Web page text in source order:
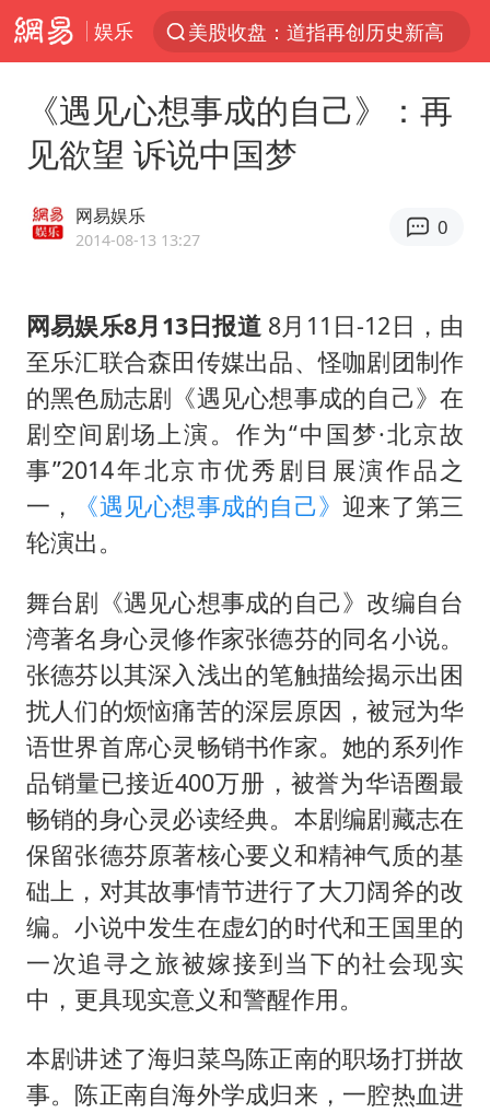
娱乐
美股收盘：道指再创历史新高
人贩子“梅姨”真实姓名曝光
“老头乐”悬挂“蒙H好几个8”上路
河南：领导干部要带头休假
外交部回应日本将中国列为最大挑战
被妻子举报丈夫与情人一审获刑1年
“中国游”持续带火“中国购”
长安航空通报旅客所带充电宝自燃：航班备降武汉，无人员受伤
你常吃的兰州拉面要改名了，或改名青海拉面
“老登”这个词错在哪里
女子旅游错把丧葬品当纪念品买下
张家界中心汽车站候车厅漏水如瀑布
“煎饼叔叔”张建武离世
坚持党全面领导和党中央集中统一领导
《遇见心想事成的自己》：再
见欲望 诉说中国梦
网易娱乐
2014-08-13 13:27
0
网易娱乐8月13日报道8月11日-12日，由
至乐汇联合森田传媒出品、怪咖剧团制作
的黑色励志剧《遇见心想事成的自己》在
剧空间剧场上演。作为“中国梦·北京故
事”2014年北京市优秀剧目展演作品之
一，
《遇见心想事成的自己》迎来了第三
轮演出。
舞台剧《遇见心想事成的自己》改编自台
湾著名身心灵修作家张德芬的同名小说。
张德芬以其深入浅出的笔触描绘揭示出困
扰人们的烦恼痛苦的深层原因，被冠为华
语世界首席心灵畅销书作家。她的系列作
品销量已接近400万册，被誉为华语圈最
畅销的身心灵必读经典。本剧编剧藏志在
保留张德芬原著核心要义和精神气质的基
础上，对其故事情节进行了大刀阔斧的改
编。小说中发生在虚幻的时代和王国里的
一次追寻之旅被嫁接到当下的社会现实
中，更具现实意义和警醒作用。
本剧讲述了海归菜鸟陈正南的职场打拼故
事。陈正南自海外学成归来，一腔热血进